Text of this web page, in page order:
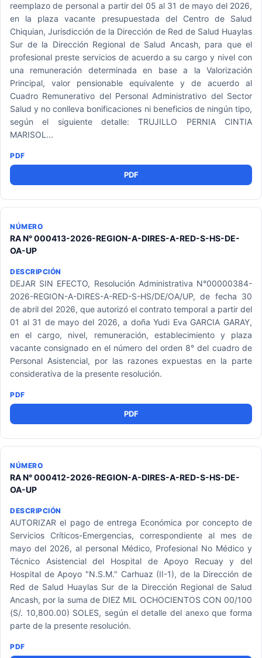
reemplazo de personal a partir del 05 al 31 de mayo del 2026,
en la plaza vacante presupuestada del Centro de Salud
Chiquian, Jurisdicción de la Dirección de Red de Salud Huaylas
Sur de la Dirección Regional de Salud Ancash, para que el
profesional preste servicios de acuerdo a su cargo y nivel con
una remuneración determinada en base a la Valorización
Principal, valor pensionable equivalente y de acuerdo al
Cuadro Remunerativo del Personal Administrativo del Sector
Salud y no conlleva bonificaciones ni beneficios de ningún tipo,
según el siguiente detalle: TRUJILLO PERNIA CINTIA
MARISOL...
PDF
RA N° 000413-2026-REGION-A-DIRES-A-RED-S-HS-DE-
OA-UP
DEJAR SIN EFECTO, Resolución Administrativa N°00000384-
2026-REGION-A-DIRES-A-RED-S-HS/DE/OA/UP, de fecha 30
de abril del 2026, que autorizó el contrato temporal a partir del
01 al 31 de mayo del 2026, a doña Yudi Eva GARCIA GARAY,
en el cargo, nivel, remuneración, establecimiento y plaza
vacante consignado en el número del orden 8° del cuadro de
Personal Asistencial, por las razones expuestas en la parte
considerativa de la presente resolución.
PDF
RA N° 000412-2026-REGION-A-DIRES-A-RED-S-HS-DE-
OA-UP
AUTORIZAR el pago de entrega Económica por concepto de
Servicios Críticos-Emergencias, correspondiente al mes de
mayo del 2026, al personal Médico, Profesional No Médico y
Técnico Asistencial del Hospital de Apoyo Recuay y del
Hospital de Apoyo "N.S.M." Carhuaz (II-1), de la Dirección de
Red de Salud Huaylas Sur de la Dirección Regional de Salud
Ancash, por la suma de DIEZ MIL OCHOCIENTOS CON 00/100
(S/. 10,800.00) SOLES, según el detalle del anexo que forma
parte de la presente resolución.